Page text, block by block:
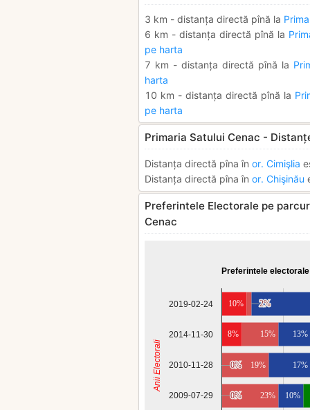
3 km - distanța directă pînă la
6 km - distanța directă pînă la
pe harta
7 km - distanța directă pînă la
harta
10 km - distanța directă pînă la
pe harta
Primaria Satului Cenac -
Distanța directă pîna în or. Cimişlia
Distanța directă pîna în or. Chişinău
Preferintele Electorale pe
Cenac
Preferintele
2019-02-24
2014-11-30
2010-11-28
2009-07-29
10%
8%
0%
0%
0%
0%
2%
2%
15%
19%
23%
13%
17%
10%
Anii Electorali